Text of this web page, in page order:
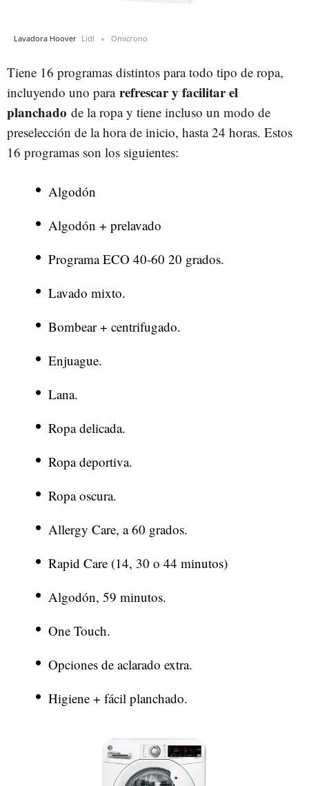
Lavadora Hoover Lidl Omicrono
Tiene 16 programas distintos para todo tipo de ropa,
incluyendo uno para refrescar y facilitar el
planchado de la ropa y tiene incluso un modo de
preselección de la hora de inicio, hasta 24 horas. Estos
16 programas son los siguientes:
Algodón
Algodón + prelavado
Programa ECO 40-60 20 grados.
Lavado mixto.
Bombear + centrifugado.
Enjuague.
Lana.
Ropa delicada.
Ropa deportiva.
Ropa oscura.
Allergy Care, a 60 grados.
Rapid Care (14, 30 o 44 minutos)
Algodón, 59 minutos.
One Touch.
Opciones de aclarado extra.
Higiene + fácil planchado.